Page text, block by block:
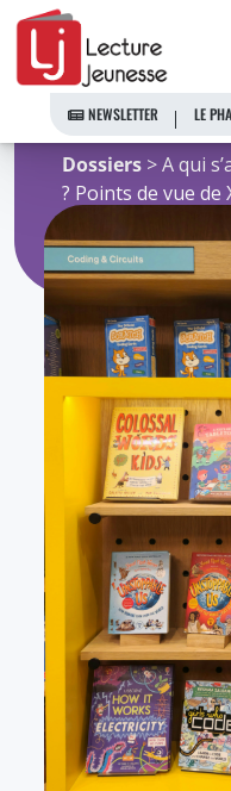
Aller
contenu
NEWSLETTER LE
youpa
Accueil>
Dossiers > A qui
? Points de vue de